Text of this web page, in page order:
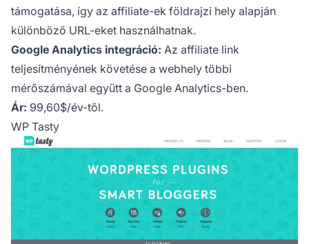
támogatása, így az affiliate-ek földrajzi hely alapján
különböző URL-eket használhatnak.
Google Analytics integráció: Az affiliate link
teljesítményének követése a webhely többi
mérőszámával együtt a Google Analytics-ben.
Ár: 99,60$/év-től.
WP Tasty